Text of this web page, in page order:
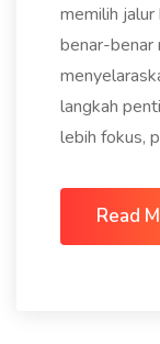
memilih
benar-benar
langkah
lebih fokus,
Read